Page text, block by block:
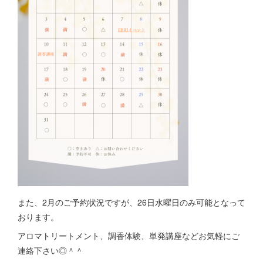
また、2月のご予約状況ですが、26日水曜日のみ可能となって
おります。
アロマトリートメント、調香体験、単発講座などお気軽にご
連絡下さい◎＾＾